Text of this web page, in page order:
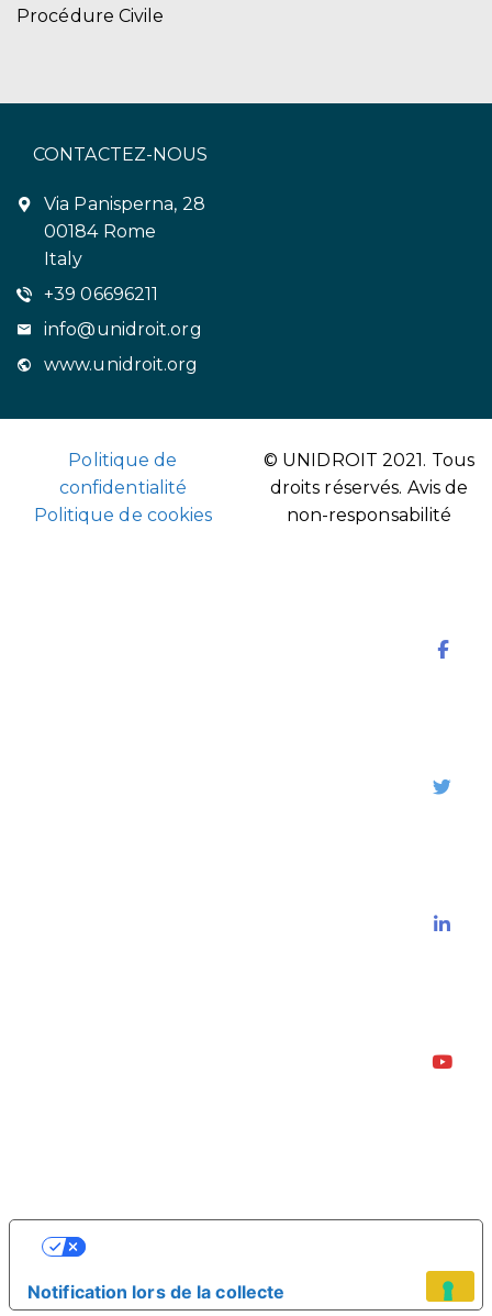
Procédure Civile
CONTACTEZ-NOUS
Via Panisperna, 28
00184 Rome
Italy
+39 06696211
info@unidroit.org
www.unidroit.org
Politique de
confidentialité
Politique de cookies
© UNIDROIT 2021. Tous
droits réservés. Avis de
non-responsabilité
Notification lors de la collecte